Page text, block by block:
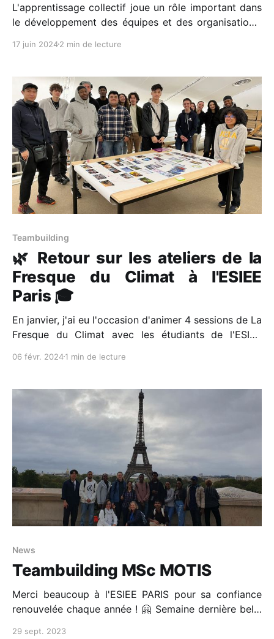
L'apprentissage collectif joue un rôle important dans
le développement des équipes et des organisations.
collectif 📈 ? Ce seuil est un point de bascule où les
deviennent si efficaces qu'elles
17 juin 20242 min de lecture
Teambuilding
🌿 Retour sur les ateliers de la
Fresque du Climat à l'ESIEE
Paris 🎓
En janvier, j'ai eu l'occasion d'animer 4 sessions de La
Fresque du Climat avec les étudiants de l'ESIEE
guidé les participants à travers les complexités des
06 févr. 20241 min de lecture
News
Teambuilding MSc MOTIS
Merci beaucoup à l'ESIEE PARIS pour sa confiance
renouvelée chaque année ! 🤗 Semaine dernière belle
29 sept. 2023